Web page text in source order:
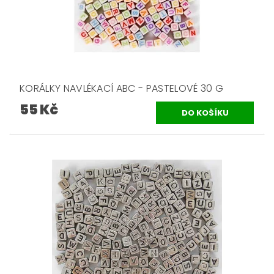
KORÁLKY NAVLÉKACÍ ABC - PASTELOVÉ 30 G
55 Kč